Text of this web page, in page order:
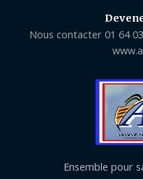
Nous contacter 01 64
Ensemble pour